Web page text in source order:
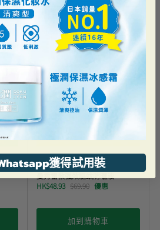
30% 優惠
曼秀雷敦
HK$48.93 $69.90 優惠
加到購物車
獲得試用裝